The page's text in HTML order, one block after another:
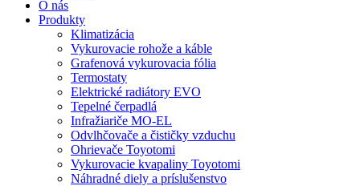
O nás
Produkty
Klimatizácia
Vykurovacie rohože a káble
Grafenová vykurovacia fólia
Termostaty
Elektrické radiátory EVO
Tepelné čerpadlá
Infražiariče MO-EL
Odvlhčovače a čističky vzduchu
Ohrievače Toyotomi
Vykurovacie kvapaliny Toyotomi
Náhradné diely a príslušenstvo